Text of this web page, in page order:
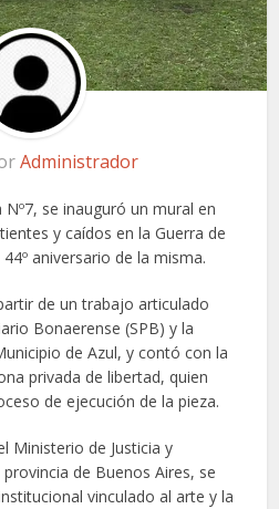
Administrador
Nº7, se inauguró un mural en
y caídos en la Guerra de
aniversario de la misma.
de un trabajo articulado
Bonaerense (SPB) y la
de Azul, y contó con la
privada de libertad, quien
de ejecución de la pieza.
Ministerio de Justicia y
de Buenos Aires, se
vinculado al arte y la